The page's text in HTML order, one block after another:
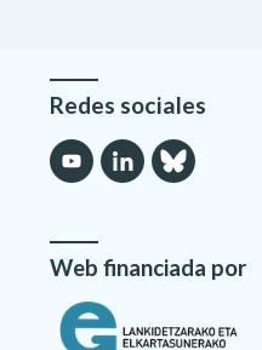
Redes sociales
Web financiada por